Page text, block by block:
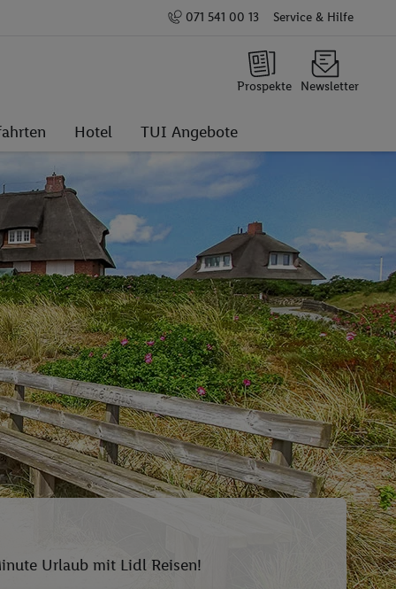
071 541 00 13 Service & Hilfe
Prospekte Newsletter
Hotel TUI Angebote
Urlaub mit Lidl Reisen!